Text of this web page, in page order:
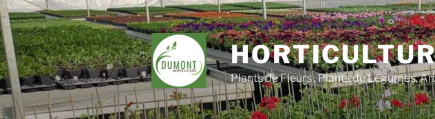
Aller
au
contenu
principal
Plants de Fleurs , Plants de Légumes,